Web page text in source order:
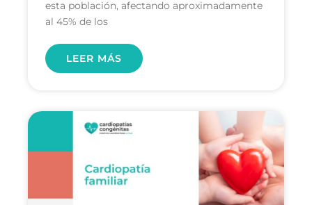
esta población, afectando aproximadamente
al 45% de los
LEER MÁS